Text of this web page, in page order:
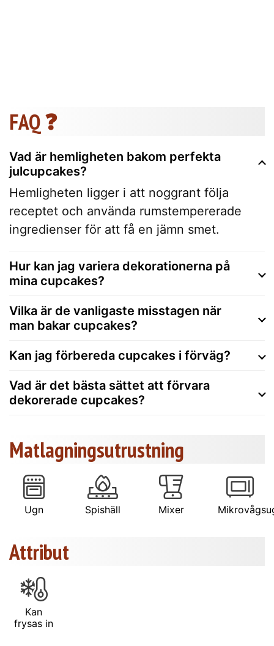
FAQ ❓
Vad är hemligheten bakom perfekta
julcupcakes?
Hemligheten ligger i att noggrant följa
receptet och använda rumstempererade
ingredienser för att få en jämn smet.
Hur kan jag variera dekorationerna på
mina cupcakes?
Vilka är de vanligaste misstagen när
man bakar cupcakes?
Kan jag förbereda cupcakes i förväg?
Vad är det bästa sättet att förvara
dekorerade cupcakes?
Matlagningsutrustning
Ugn Spishäll Mixer
Attribut
Kan
frysas in